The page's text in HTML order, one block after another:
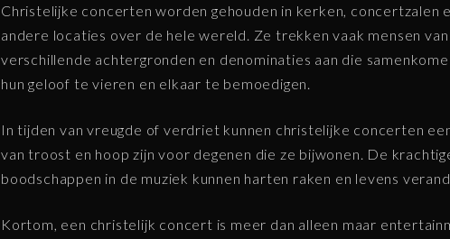
Christelijke concerten worden gehouden in kerken, concertzalen
andere locaties over de hele wereld. Ze trekken vaak mensen van
verschillende achtergronden en denominaties aan die
hun geloof te vieren en elkaar te bemoedigen.
In tijden van vreugde of verdriet kunnen christelijke concerten
van troost en hoop zijn voor degenen die ze bijwonen. De
boodschappen in de muziek kunnen harten raken en levens
Kortom, een christelijk concert is meer dan alleen maar